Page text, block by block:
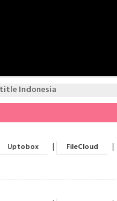
Indonesia
Uptobox | FileCloud |